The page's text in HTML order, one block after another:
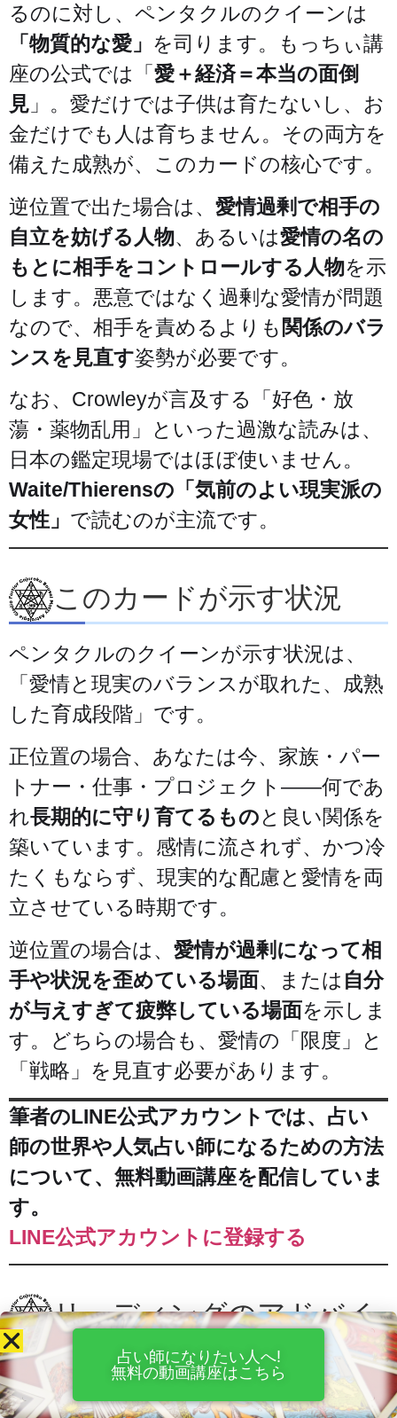
るのに対し、ペンタクルのクイーンは
「物質的な愛」 を司ります。もっちぃ講
座の公式では「愛＋経済＝本当の面倒
見 」。愛だけでは子供は育たないし、お
金だけでも人は育ちません。その両方を
備えた成熟が、このカードの核心です。
逆位置で出た場合は、 愛情過剰で相手の
自立を妨げる人物、あるいは愛情の名の
もとに相手をコントロールする人物を示
します。悪意ではなく過剰な愛情が問題
なので、相手を責めるよりも 関係のバラ
ンスを見直す姿勢が必要です。
なお、Crowleyが言及する「好色・放
蕩・薬物乱用」といった過激な読みは、
日本の鑑定現場ではほぼ使いません。
Waite/Thierensの「気前のよい現実派の
女性」 で読むのが主流です。
このカードが示す状況
ペンタクルのクイーンが示す状況は、
「愛情と現実のバランスが取れた、成熟
した育成段階」です。
正位置の場合、あなたは今、家族・パー
トナー・仕事・プロジェクト——何であ
れ長期的に守り育てるものと良い関係を
築いています。感情に流されず、かつ冷
たくもならず、現実的な配慮と愛情を両
立させている時期です。
逆位置の場合は、 愛情が過剰になって相
手や状況を歪めている場面、または 自分
が与えすぎて疲弊している場面を示しま
す。どちらの場合も、愛情の「限度」と
「戦略」を見直す必要があります。
筆者のLINE公式アカウントでは、占い
師の世界や人気占い師になるための方法
について、無料動画講座を配信していま
す。
LINE公式アカウントに登録する
リーディングのアドバイ
ス
占い師になりたい人へ!
無料の動画講座はこちら